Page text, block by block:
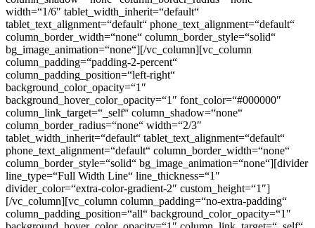
width=“1/6″ tablet_width_inherit=“default“
tablet_text_alignment=“default“ phone_text_alignment=“default“
column_border_width=“none“ column_border_style=“solid“
bg_image_animation=“none“][/vc_column][vc_column
column_padding=“padding-2-percent“
column_padding_position=“left-right“
background_color_opacity=“1″
background_hover_color_opacity=“1″ font_color=“#000000″
column_link_target=“_self“ column_shadow=“none“
column_border_radius=“none“ width=“2/3″
tablet_width_inherit=“default“ tablet_text_alignment=“default“
phone_text_alignment=“default“ column_border_width=“none“
column_border_style=“solid“ bg_image_animation=“none“][divider
line_type=“Full Width Line“ line_thickness=“1″
divider_color=“extra-color-gradient-2″ custom_height=“1″]
[/vc_column][vc_column column_padding=“no-extra-padding“
column_padding_position=“all“ background_color_opacity=“1″